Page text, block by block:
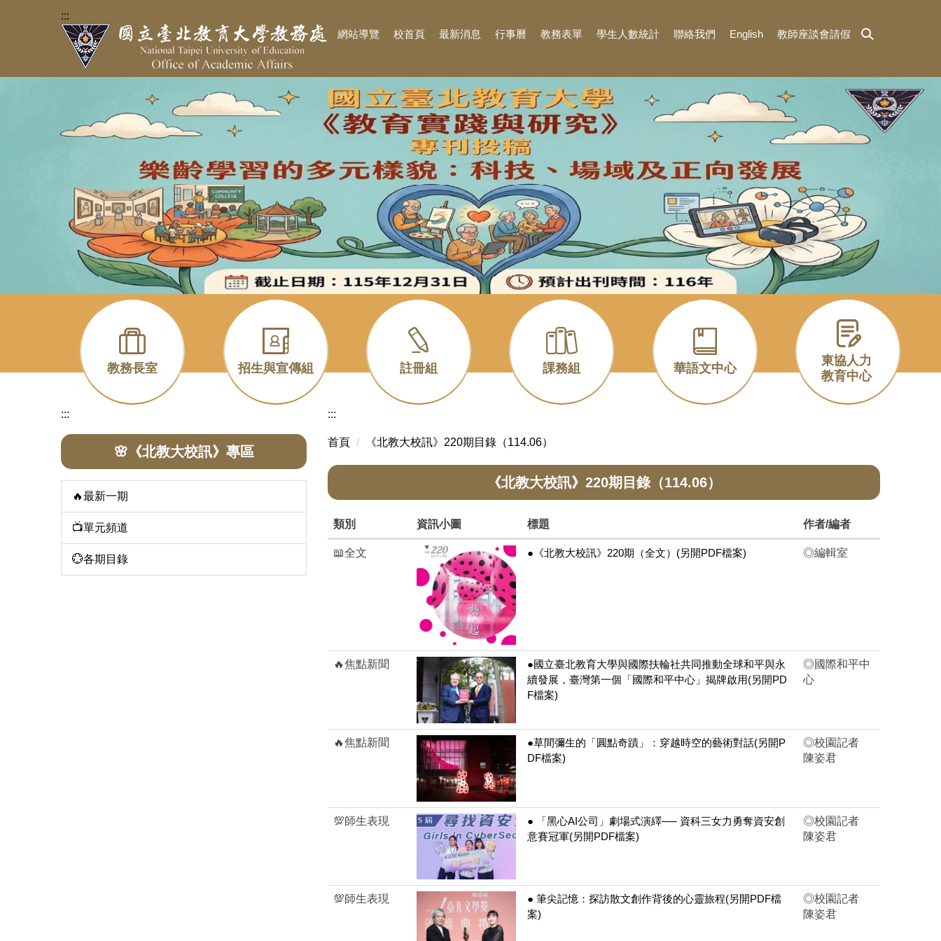
內
:::
:::
網站導覽 校首頁 最新消息 行事曆 教務表單 學生人數統計 聯絡我們 English 教師座談會請假
教務長室 招生與宣傳組 註冊組 課務組 華語文中心
東協人力
教育中心
:::
🌸《北教大校訊》專區
🔥最新一期
📺單元頻道
💮各期目錄
:::
首頁 《北教大校訊》220期目錄（114.06）
《北教大校訊》220期目錄（114.06）
類別 資訊小圖 標題 作者/編者
📖全文 ●《北教大校訊》220期（全文）(另開PDF檔案) ◎編輯室
🔥焦點新聞
●國立臺北教育大學與國際扶輪社共同推動全球和平與永
續發展，臺灣第一個「國際和平中心」揭牌啟用(另開PD
F檔案)
◎國際和平中
心
🔥焦點新聞
●草間彌生的「圓點奇蹟」：穿越時空的藝術對話(另開P
DF檔案)
◎校園記者
陳姿君
💯師生表現
● 「黑心AI公司」劇場式演繹── 資科三女力勇奪資安創
意賽冠軍(另開PDF檔案)
◎校園記者
陳姿君
💯師生表現
● 筆尖記憶：探訪散文創作背後的心靈旅程(另開PDF檔
案)
◎校園記者
陳姿君